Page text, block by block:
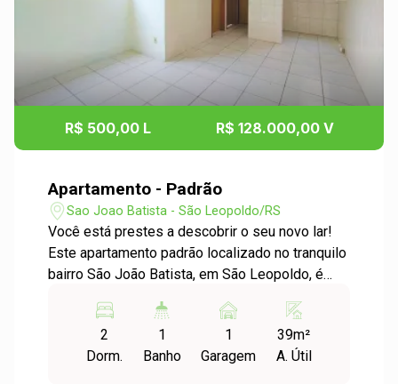
R$ 500,00 L R$ 128.000,00 V
Apartamento - Padrão
Sao Joao Batista - São Leopoldo/RS
Você está prestes a descobrir o seu novo lar!
Este apartamento padrão localizado no tranquilo
bairro São João Batista, em São Leopoldo, é
Características do Apartamento: - Dormitórios: 2
dormitórios amplos e arejados, perfeitos para
acomodar sua família ou para quem busca um
2
Dorm.
1
Banho
1
Garagem
39m²
A. Útil